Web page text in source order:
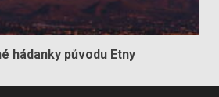
hádanky původu Etny